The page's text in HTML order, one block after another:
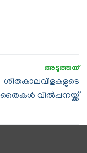
ശീതകാലവിളകളുടെ
തൈകള്‍ വില്‍പ്പനയ്ക്ക്